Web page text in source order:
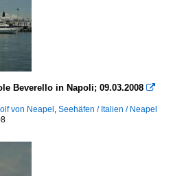
Beverello in Napoli; 09.03.2008 
von Neapel , Seehäfen / Italien / Neapel